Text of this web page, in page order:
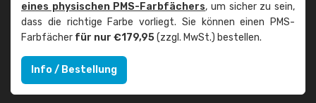
eines physischen PMS-Farbfächers, um sicher zu sein,
dass die richtige Farbe vorliegt. Sie können einen PMS-
Farbfächer für nur €179,95(zzgl. MwSt.) bestellen.
Info / Bestellung